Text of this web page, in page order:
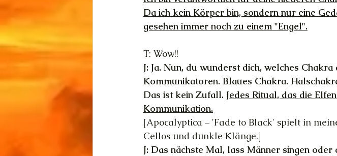
Da ich kein Körper bin, sondern nur eine
gesehen immer noch zu einem "Engel".
T: Wow!!
J: Ja. Nun, du wunderst dich, welches
Kommunikatoren. Blaues Chakra.
Das ist kein Zufall. Jedes Ritual, das die
Kommunikation.
[Apocalyptica – 'Fade to Black' spielt in
Cellos und dunkle Klänge.]
J: Das nächste Mal, lass Männer singen